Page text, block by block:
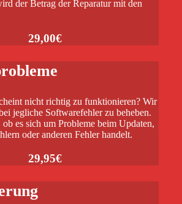
der Betrag der Reparatur mit den
29,00€
nicht richtig zu funktionieren? Wir
jegliche Softwarefehler zu beheben.
ob es sich um Probleme beim Updaten,
oder anderen Fehler handelt.
29,95€